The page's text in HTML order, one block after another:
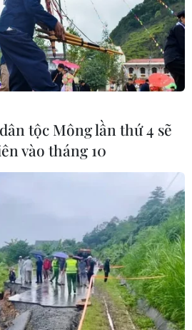
định hướng lớn
quyết 57-
Tổng Bí thư,
trong điều trị
tộc Mông lần thứ 4 sẽ
vào tháng 10